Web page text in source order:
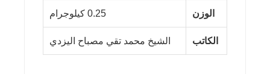
الوزن 0.25 كيلوجرام
الكاتب الشيخ محمد تقي مصباح اليزدي